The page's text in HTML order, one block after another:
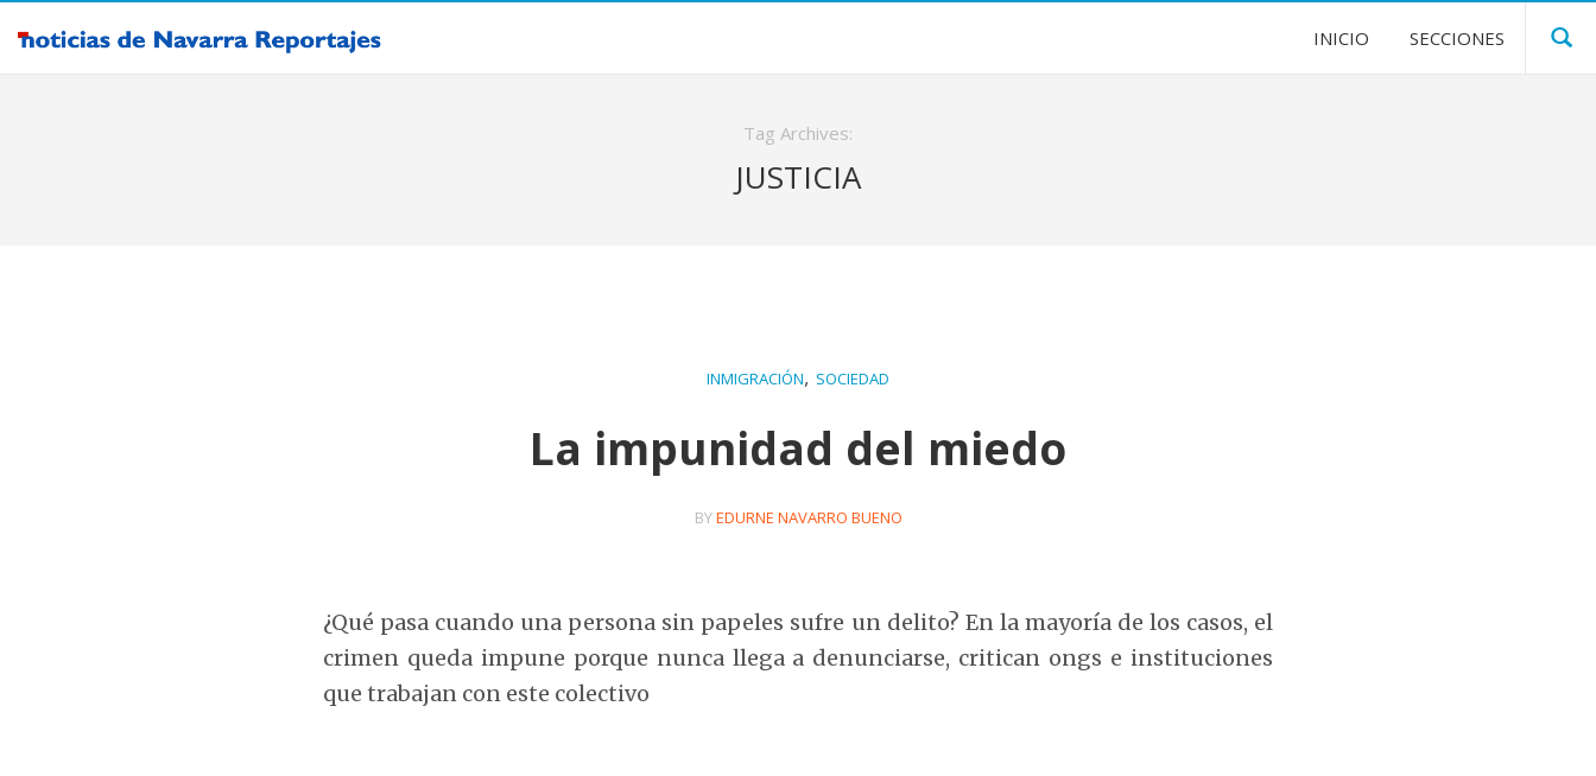
INICIO SECCIONES
Tag Archives:
JUSTICIA
INMIGRACIÓN, SOCIEDAD
La impunidad del miedo
BYEDURNE NAVARRO BUENO
¿Qué pasa cuando una persona sin papeles sufre un delito? En la mayoría de los casos, el
crimen queda impune porque nunca llega a denunciarse, critican ongs e instituciones
que trabajan con este colectivo